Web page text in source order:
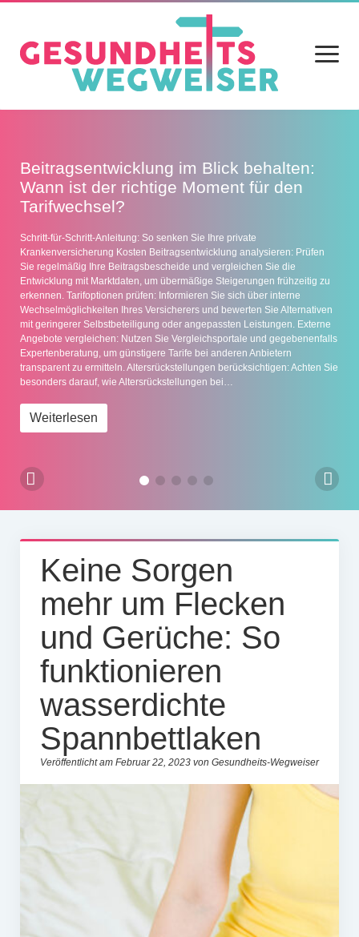
Menü
öffnen
Blog
Gesundheit
Ernährung
Alltag
Sport
Datenschutz
Impressum
Beitragsentwicklung im Blick behalten:
Wann ist der richtige Moment für den
Tarifwechsel?
Schritt-für-Schritt-Anleitung: So senken Sie Ihre private
Krankenversicherung Kosten Beitragsentwicklung analysieren: Prüfen
Sie regelmäßig Ihre Beitragsbescheide und vergleichen Sie die
Entwicklung mit Marktdaten, um übermäßige Steigerungen frühzeitig zu
erkennen. Tarifoptionen prüfen: Informieren Sie sich über interne
Wechselmöglichkeiten Ihres Versicherers und bewerten Sie Alternativen
mit geringerer Selbstbeteiligung oder angepassten Leistungen. Externe
Angebote vergleichen: Nutzen Sie Vergleichsportale und gegebenenfalls
Expertenberatung, um günstigere Tarife bei anderen Anbietern
transparent zu ermitteln. Altersrückstellungen berücksichtigen: Achten Sie
besonders darauf, wie Altersrückstellungen bei…
Weiterlesen
Keine Sorgen
mehr um Flecken
und Gerüche: So
funktionieren
wasserdichte
Spannbettlaken
Veröffentlicht am Februar 22, 2023 von Gesundheits-Wegweiser